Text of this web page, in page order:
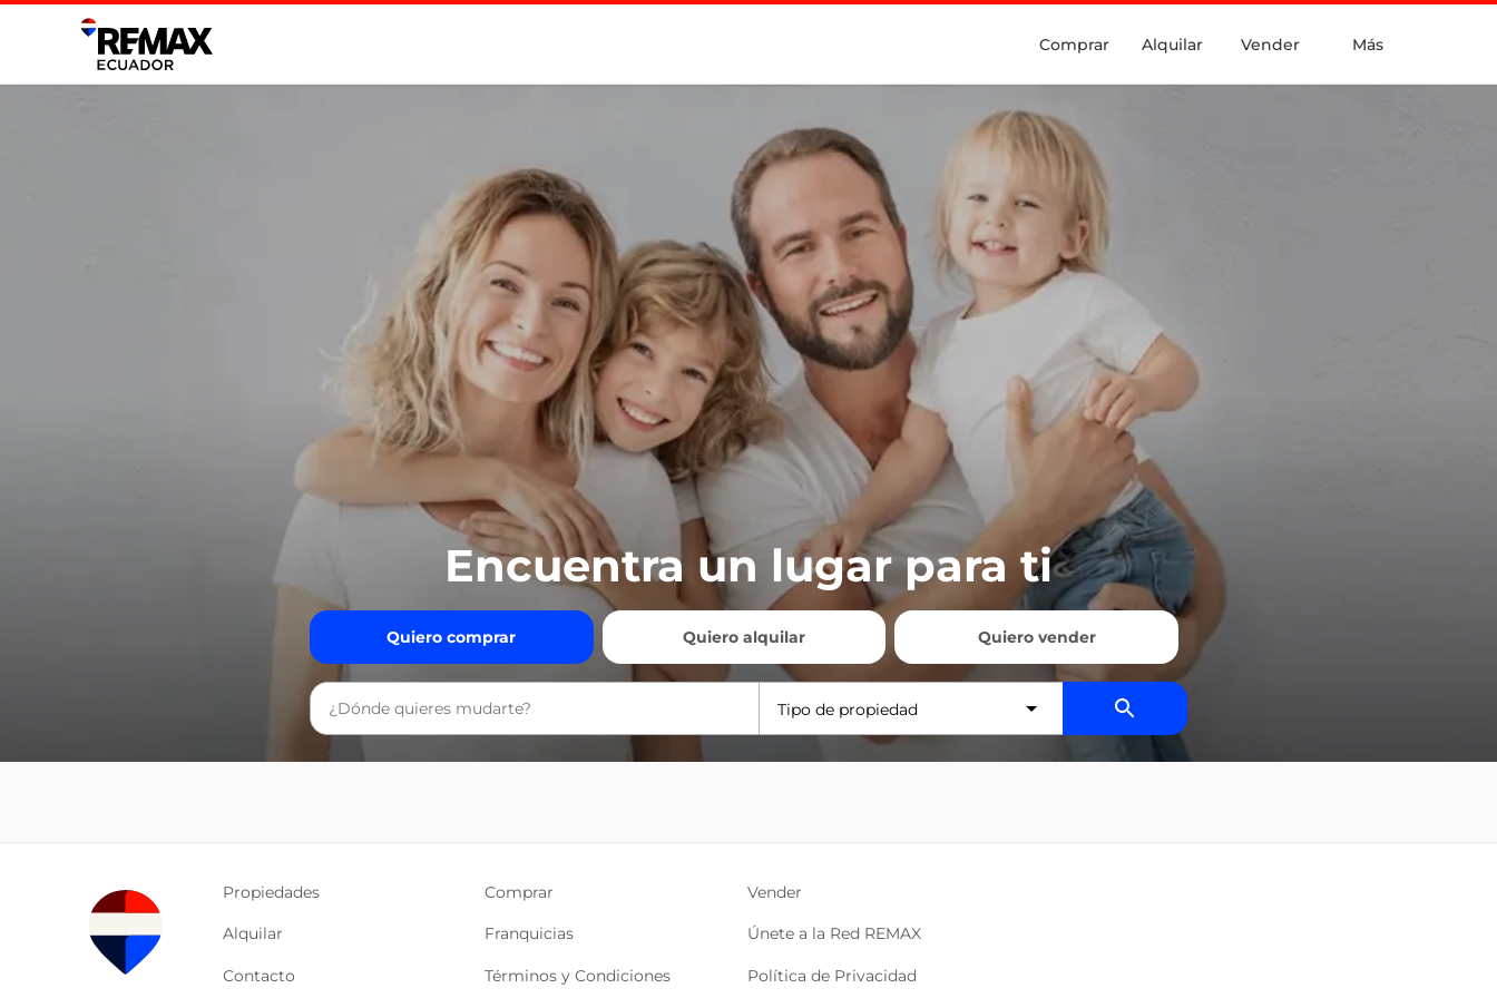
Comprar Alquilar Vender Más
Encuentra un lugar para ti
Quiero comprar Quiero alquilar Quiero vender
Tipo de propiedad
Propiedades Comprar Vender
Alquilar Franquicias Únete a la Red REMAX
Contacto Términos y Condiciones Política de Privacidad